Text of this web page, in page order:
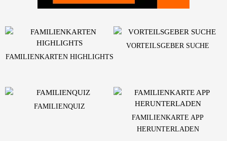
FAMILIENKARTEN HIGHLIGHTS
VORTEILSGEBER SUCHE
FAMILIENQUIZ
FAMILIENKARTE APP
HERUNTERLADEN